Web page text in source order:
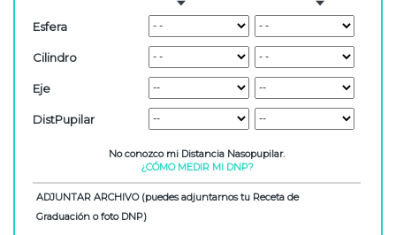
Esfera
Cilindro
Eje
DistPupilar
No conozco mi Distancia Nasopupilar.
¿CÓMO MEDIR MI DNP?
ADJUNTAR ARCHIVO (puedes adjuntarnos tu Receta de
Graduación o foto DNP)